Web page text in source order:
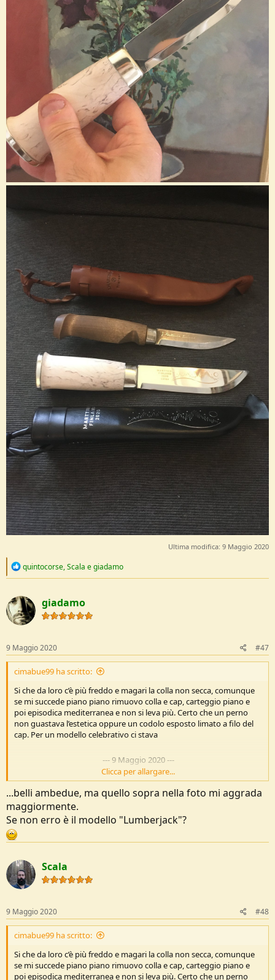
Ultima modifica: 9 Maggio 2020
R
c
t
i
o
s
:
quintocorse,Scala egiadamo
giadamo
9 Maggio 2020 #47
cimabue99 ha scritto:
Si che da loro c’è più freddo e magari la colla non secca, comunque
se mi succede piano piano rimuovo colla e cap, carteggio piano e
poi episodica mediterranea e non si leva più. Certo che un perno
non guastava l’estetica oppure un codolo esposto limato a filo del
cap. Per un modello celebrativo ci stava
--- 9 Maggio 2020---
È arrivato, bello affilatissimo.
Gli ho dato una pulita. Ho controllato i punti dove c’è la colla, per ora
a posto, vedremo
Vedi l'allegato 206469
Vedi l'allegato 206470
Clicca per allargare...
...belli ambedue, ma quello sopra nella foto mi aggrada
maggiormente.
Se non erro è il modello "Lumberjack"?
Scala
9 Maggio 2020 #48
cimabue99 ha scritto:
Si che da loro c’è più freddo e magari la colla non secca, comunque
se mi succede piano piano rimuovo colla e cap, carteggio piano e
poi episodica mediterranea e non si leva più. Certo che un perno